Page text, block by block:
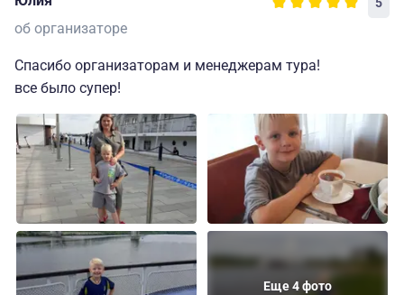
5
об организаторе
Спасибо организаторам и менеджерам тура!
все было супер!
Еще 4 фото